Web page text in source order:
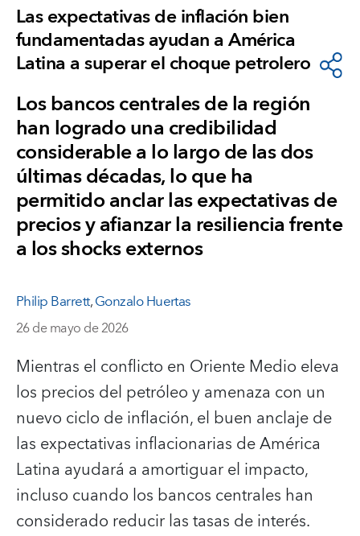
Las expectativas de inflación bien
fundamentadas ayudan a América
Latina a superar el choque petrolero
Los bancos centrales de la región
han logrado una credibilidad
considerable a lo largo de las dos
últimas décadas, lo que ha
permitido anclar las expectativas de
precios y afianzar la resiliencia frente
a los shocks externos
Philip Barrett,Gonzalo Huertas
26 de mayo de 2026
Mientras el conflicto en Oriente Medio eleva
los precios del petróleo y amenaza con un
nuevo ciclo de inflación, el buen anclaje de
las expectativas inflacionarias de América
Latina ayudará a amortiguar el impacto,
incluso cuando los bancos centrales han
considerado reducir las tasas de interés.